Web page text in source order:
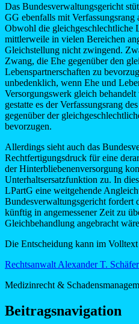
Das Bundesverwaltungsgericht
GG ebenfalls mit Verfassungsrang
Obwohl die gleichgeschlechtliche
mittlerweile in vielen Bereichen
Gleichstellung nicht zwingend.
Zwang, die Ehe gegenüber den
Lebenspartnerschaften zu
unbedenklich, wenn Ehe und
Versorgungswerk gleich
gestatte es der Verfassungsrang
gegenüber der
bevorzugen.
Allerdings sieht auch das
Rechtfertigungsdruck für eine
der Hinterbliebenenversorgung
Unterhaltsersatzfunktion zu. In
LPartG eine weitgehende
Bundesverwaltungsgericht fordert
künftig in angemessener Zeit zu
Gleichbehandlung angebracht
Die Entscheidung kann im Volltext
Rechtsanwalt Alexander T. Schäfer
Medizinrecht &
Beitragsnavigation